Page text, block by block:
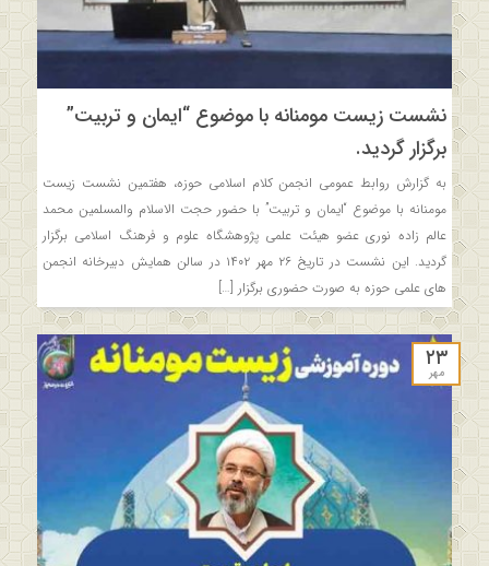
نشست زیست مومنانه با موضوع “ایمان و تربیت”
برگزار گردید.
به گزارش روابط عمومی انجمن کلام اسلامی حوزه، هفتمین نشست زیست
مومنانه با موضوع “ایمان و تربیت” با حضور حجت الاسلام والمسلمین محمد
عالم زاده نوری عضو هیئت علمی پژوهشگاه علوم و فرهنگ اسلامی برگزار
گردید. این نشست در تاریخ ۲۶ مهر ۱۴۰۲ در سالن همایش دبیرخانه انجمن
های علمی حوزه به صورت حضوری برگزار […]
۲۳
مهر